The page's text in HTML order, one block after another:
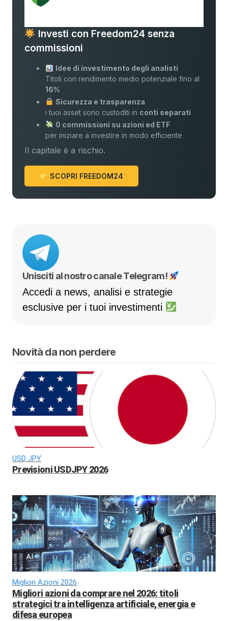
Investi con Freedom24 senza
commissioni
Idee di investimento degli analisti
Titoli con rendimento medio potenziale fino al
16%
Sicurezza e trasparenza
i tuoi asset sono custoditi in conti separati
0 commissioni su azioni ed ETF
per iniziare a investire in modo efficiente
Il capitale è a rischio.
SCOPRI FREEDOM24
Unisciti al nostro canale Telegram!
Accedi a news, analisi e strategie
esclusive per i tuoi investimenti
Novità da non perdere
USD JPY
Previsioni USDJPY 2026
Migliori Azioni 2026
Migliori azioni da comprare nel 2026: titoli
strategici tra intelligenza artificiale, energia e
difesa europea